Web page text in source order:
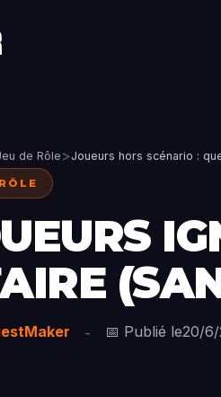
de Rôle >Joueurs hors scénario :
- 📅 Publié le20/6/